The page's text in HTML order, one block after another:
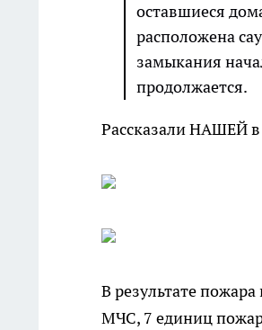
оставшиеся
расположена
замыкания
продолжается.
Рассказали НАШЕЙ в
В результате
МЧС, 7 единиц